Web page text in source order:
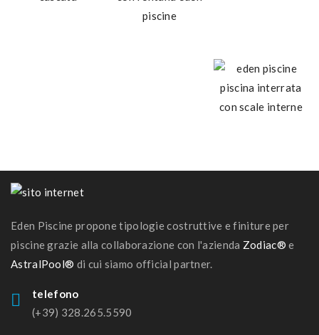
Eden Piscine propone tipologie costruttive e finiture per
piscine grazie alla collaborazione con l'azienda Zodiac® e
AstralPool® di cui siamo official partner.
telefono
(+39) 328.265.5590